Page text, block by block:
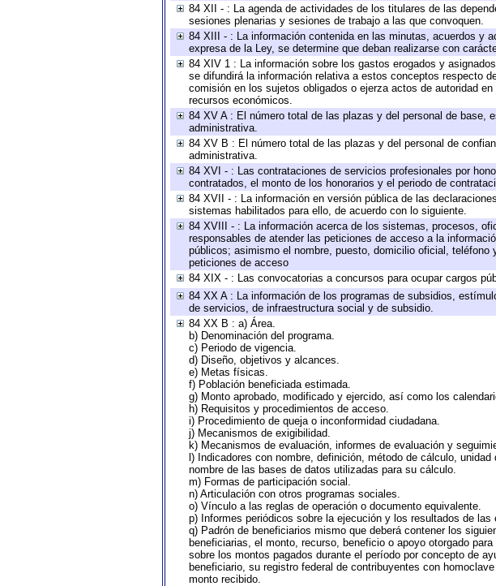
84 XII - : La agenda de actividades de los titulares de las
sesiones plenarias y sesiones de trabajo a las que convoquen.
84 XIII - : La información contenida en las minutas, acuerdos y
expresa de la Ley, se determine que deban realizarse con
84 XIV 1 : La información sobre los gastos erogados y
se difundirá la información relativa a estos conceptos respecto
comisión en los sujetos obligados o ejerza actos de autoridad
recursos económicos.
84 XV A : El número total de las plazas y del personal de base,
administrativa.
84 XV B : El número total de las plazas y del personal de
administrativa.
84 XVI - : Las contrataciones de servicios profesionales por
contratados, el monto de los honorarios y el periodo de
84 XVII - : La información en versión pública de las
sistemas habilitados para ello, de acuerdo con lo siguiente.
84 XVIII - : La información acerca de los sistemas, procesos,
responsables de atender las peticiones de acceso a la
públicos; asimismo el nombre, puesto, domicilio oficial,
peticiones de acceso
84 XIX - : Las convocatorias a concursos para ocupar cargos
84 XX A : La información de los programas de subsidios,
de servicios, de infraestructura social y de subsidio.
84 XX B : a) Área.
b) Denominación del programa.
c) Periodo de vigencia.
d) Diseño, objetivos y alcances.
e) Metas físicas.
f) Población beneficiada estimada.
g) Monto aprobado, modificado y ejercido, así como los
h) Requisitos y procedimientos de acceso.
i) Procedimiento de queja o inconformidad ciudadana.
j) Mecanismos de exigibilidad.
k) Mecanismos de evaluación, informes de evaluación y
l) Indicadores con nombre, definición, método de cálculo,
nombre de las bases de datos utilizadas para su cálculo.
m) Formas de participación social.
n) Articulación con otros programas sociales.
o) Vínculo a las reglas de operación o documento equivalente.
p) Informes periódicos sobre la ejecución y los resultados de las
q) Padrón de beneficiarios mismo que deberá contener los
beneficiarias, el monto, recurso, beneficio o apoyo otorgado
sobre los montos pagados durante el período por concepto de
beneficiario, su registro federal de contribuyentes con
monto recibido.